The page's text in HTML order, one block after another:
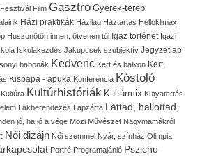
Fesztivál Film Gasztro Gyerek-terep
Házi praktikák Házilag Háztartás Helloklimax
Huszonötön innen, ötvenen túl Igaz történet Igazi
Iskolakezdés Jakupcsek szubjektív Jegyzetlap
babonák Kedvenc Kert és balkon Kert,
Kispapa - apuka Konferencia Kóstoló
Kultúra Kultúrhistóriák Kultúrmix Kutyatartás
Lakberendezés Lapzárta Láttad, hallottad,
jó, ha jó a vége Mozi Művészet Nagymamákról
Női dizájn Női szemmel Nyár, színház Olimpia
Portré Programajánló Pszicho